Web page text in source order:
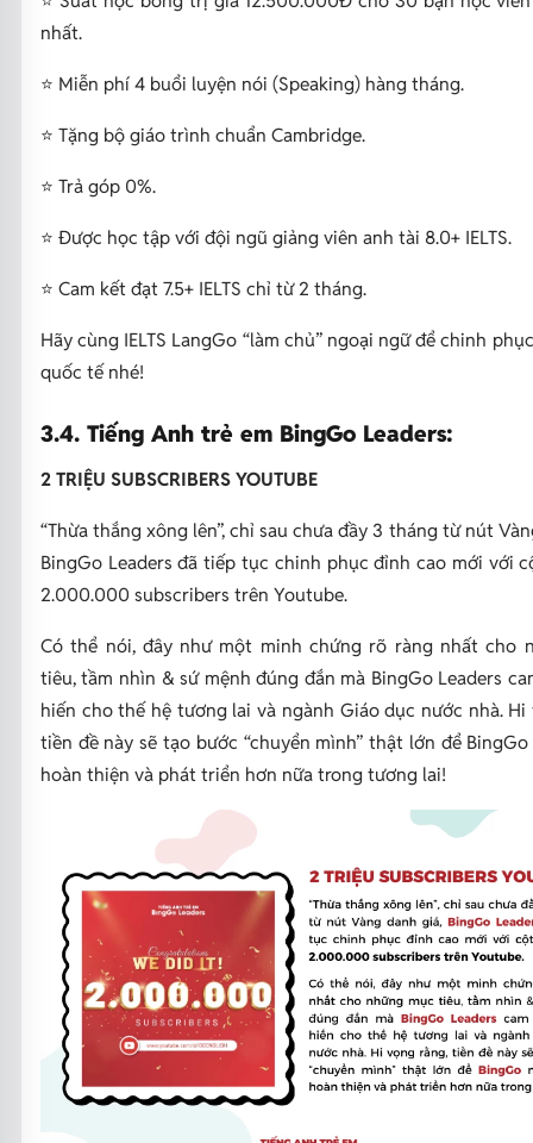
nhất.
⭐ Miễn phí 4 buổi luyện nói (Speaking) hàng tháng.
⭐ Tặng bộ giáo trình chuẩn Cambridge.
⭐ Trả góp 0%.
⭐ Được học tập với đội ngũ giảng viên anh tài 8.0+ IELTS.
⭐ Cam kết đạt 7.5+ IELTS chỉ từ 2 tháng.
Hãy cùng IELTS LangGo “làm chủ” ngoại ngữ để chinh
quốc tế nhé!
3.4. Tiếng Anh trẻ em BingGo Leaders:
2 TRIỆU SUBSCRIBERS YOUTUBE
“Thừa thắng xông lên”, chỉ sau chưa đầy 3 tháng từ nút
BingGo Leaders đã tiếp tục chinh phục đỉnh cao mới với
2.000.000 subscribers trên Youtube.
Có thể nói, đây như một minh chứng rõ ràng nhất cho
tiêu, tầm nhìn & sứ mệnh đúng đắn mà BingGo Leaders
hiến cho thế hệ tương lai và ngành Giáo dục nước nhà. Hi
tiền đề này sẽ tạo bước “chuyển mình” thật lớn để
hoàn thiện và phát triển hơn nữa trong tương lai!